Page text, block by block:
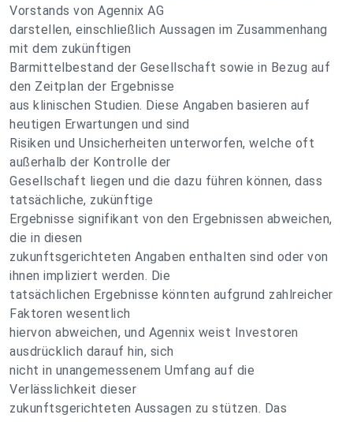
Vorstands von Agennix AG
darstellen, einschließlich Aussagen im Zusammenhang
mit dem zukünftigen
Barmittelbestand der Gesellschaft sowie in Bezug auf
den Zeitplan der Ergebnisse
aus klinischen Studien. Diese Angaben basieren auf
heutigen Erwartungen und sind
Risiken und Unsicherheiten unterworfen, welche oft
außerhalb der Kontrolle der
Gesellschaft liegen und die dazu führen können, dass
tatsächliche, zukünftige
Ergebnisse signifikant von den Ergebnissen abweichen,
die in diesen
zukunftsgerichteten Angaben enthalten sind oder von
ihnen impliziert werden. Die
tatsächlichen Ergebnisse könnten aufgrund zahlreicher
Faktoren wesentlich
hiervon abweichen, und Agennix weist Investoren
ausdrücklich darauf hin, sich
nicht in unangemessenem Umfang auf die
Verlässlichkeit dieser
zukunftsgerichteten Aussagen zu stützen. Das